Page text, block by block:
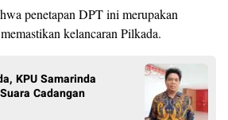
penetapan DPT ini merupakan
kelancaran Pilkada.
KPU Samarinda
Cadangan